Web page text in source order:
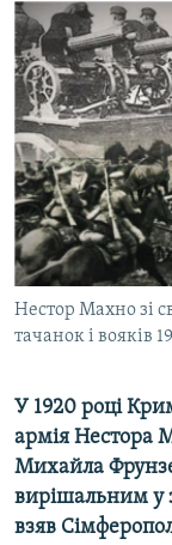
ВСЕ ЗА ДЕНЬ
СПЕЦПРОЕКТИ
ДЕПОРТАЦІЯ
ВІДЕОУРОКИ
СВІДЧЕННЯ
УКРАЇНСЬКА
ІНФОГРАФІКА
ЯК ОБІЙТИ
Русский
Qırımtatar
ДОЛУЧАЙСЯ!
Нестор Махно зі
тачанок і вояків
У 1920 році
армія Нестора
Михайла
вирішальним у
взяв